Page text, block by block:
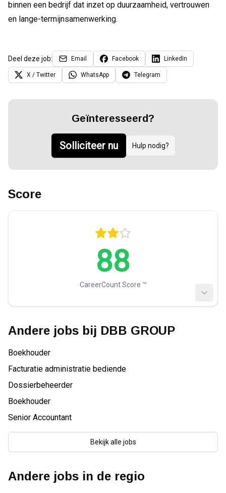
binnen een bedrijf dat inzet op duurzaamheid, vertrouwen
en lange-termijnsamenwerking.
Deel deze job: Email Facebook LinkedIn
X / Twitter WhatsApp Telegram
Geïnteresseerd?
Solliciteer nu Hulp nodig?
Score
88
CareerCount Score ™️
Andere jobs bij DBB GROUP
Boekhouder
Facturatie administratie bediende
Dossierbeheerder
Boekhouder
Senior Accountant
Bekijk alle jobs
Andere jobs in de regio